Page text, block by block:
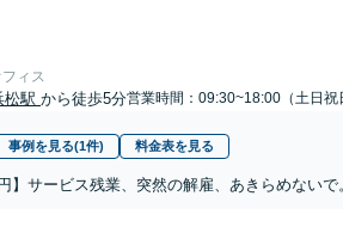
ィス
松駅 から徒歩5分営業時間：09:30~18:00（土日祝
事例を見る(1件) 料金表を見る
】サービス残業、突然の解雇、あきらめない